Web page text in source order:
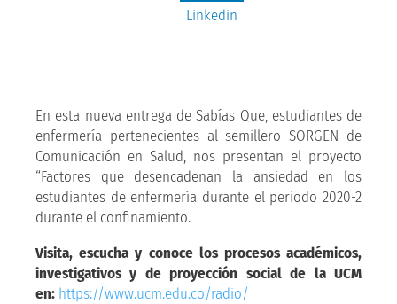
Linkedin
En esta nueva entrega de Sabías Que, estudiantes de
enfermería pertenecientes al semillero SORGEN de
Comunicación en Salud, nos presentan el proyecto
“Factores que desencadenan la ansiedad en los
estudiantes de enfermería durante el periodo 2020-2
durante el confinamiento.
Visita, escucha y conoce los procesos académicos,
investigativos y de proyección social de la UCM
en: https://www.ucm.edu.co/radio/